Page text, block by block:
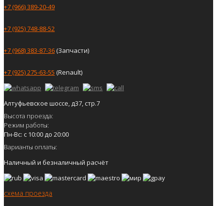
+7 (966) 389-20-49
+7 (925) 748-88-52
+7 (968) 383-87-36(Запчасти)
+7 (925) 275-63-55 (Renault)
Алтуфьевское шоссе, д37, стр.7
Высота проезда:
Режим работы:
Пн-Вс: с 10:00 до 20:00
Варианты оплаты:
Наличный и безналичный расчёт
схема проезда